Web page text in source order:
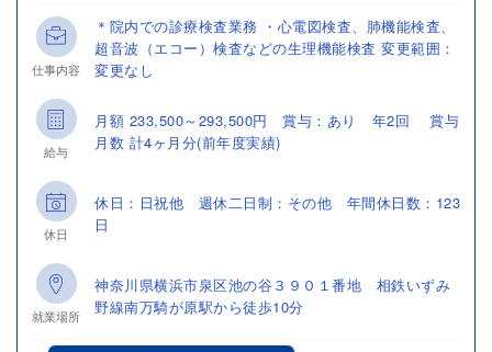
仕事内容
＊院内での診療検査業務 ・心電図検査、肺機能検査、
超音波（エコー）検査などの生理機能検査 変更範囲：
変更なし
給与
月額 233,500～293,500円 賞与：あり 年2回 賞与
月数 計4ヶ月分(前年度実績)
休日
休日：日祝他 週休二日制：その他 年間休日数：123
日
就業場所
神奈川県横浜市泉区池の谷３９０１番地 相鉄いずみ
野線南万騎が原駅から徒歩10分